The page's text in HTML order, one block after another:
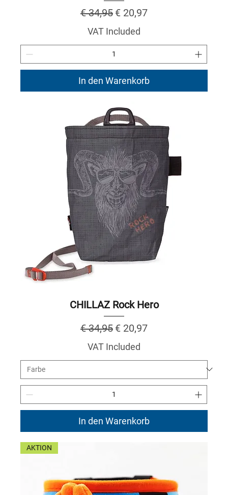
Regular Price
€ 34,95 Sale Price
€ 20,97
VAT Included
In den Warenkorb
CHILLAZ Rock Hero
Regular Price
€ 34,95 Sale Price
€ 20,97
VAT Included
In den Warenkorb
AKTION